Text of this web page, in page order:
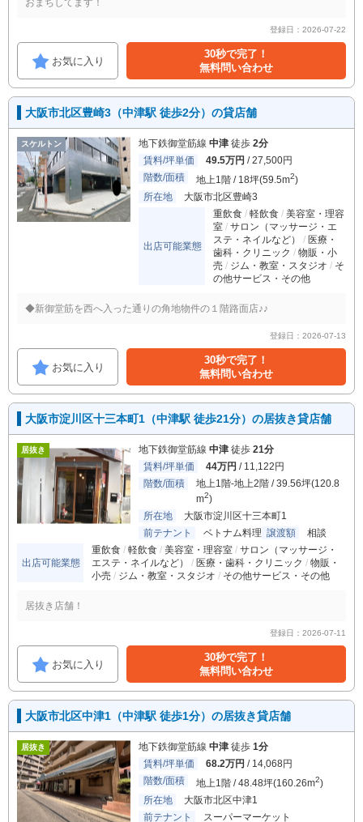
おまちしてます！
登録日：2026-07-22
お気に入り
30秒で完了！
無料問い合わせ
大阪市北区豊崎3（中津駅 徒歩2分）の貸店舗
スケルトン 地下鉄御堂筋線 中津 徒歩 2分
賃料/坪単価
49.5万円 / 27,500円
階数/面積
地上1階 / 18坪(59.5m2)
所在地
大阪市北区豊崎3
出店可能業態
重飲食 軽飲食
美容室・理容
室
サロン（マッサージ・エ
ステ・ネイルなど）
医療・
歯科・クリニック
物販・小
売
ジム・教室・スタジオ
そ
の他サービス・その他
◆新御堂筋を西へ入った通りの角地物件の１階路面店♪♪
登録日：2026-07-13
お気に入り
30秒で完了！
無料問い合わせ
大阪市淀川区十三本町1（中津駅 徒歩21分）の居抜き貸店舗
居抜き 地下鉄御堂筋線 中津 徒歩 21分
賃料/坪単価
44万円 / 11,122円
階数/面積
地上1階-地上2階 / 39.56坪(120.8
m2)
所在地
大阪市淀川区十三本町1
前テナント
ベトナム料理 譲渡額 相談
出店可能業態
重飲食 軽飲食 美容室・理容室
サロン（マッサージ・
エステ・ネイルなど）
医療・歯科・クリニック
物販・
小売
ジム・教室・スタジオ その他サービス・その他
居抜き店舗！
登録日：2026-07-11
お気に入り
30秒で完了！
無料問い合わせ
大阪市北区中津1（中津駅 徒歩1分）の居抜き貸店舗
居抜き 地下鉄御堂筋線 中津 徒歩 1分
賃料/坪単価
68.2万円 / 14,068円
階数/面積
地上1階 / 48.48坪(160.26m2)
所在地
大阪市北区中津1
前テナント
スーパーマーケット